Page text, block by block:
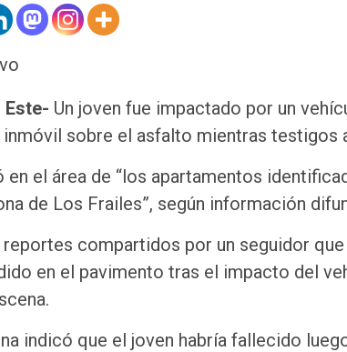
Este- Un joven fue impactado por un
inmóvil sobre el asfalto mientras testigos
en el área de “los apartamentos
de Los Frailes”, según información
reportes compartidos por un seguidor
en el pavimento tras el impacto del
indicó que el joven habría fallecido